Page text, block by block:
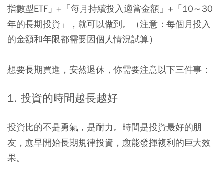
指數型ETF」+「每月持續投入適當金額」+「10～30
年的長期投資」，就可以做到。
（注意：每個月投入
的金額和年限都需要因個人情況試算）
想要長期買進，安然退休，你需要注意以下三件事：
1. 投資的時間越長越好
投資比的不是勇氣，是耐力。時間是投資最好的朋
友，愈早開始長期規律投資，愈能發揮複利的巨大效
果。